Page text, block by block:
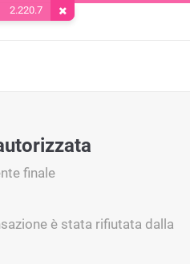
finale
è stata rifiutata dalla
2.220.7 Rimuovere il cookie